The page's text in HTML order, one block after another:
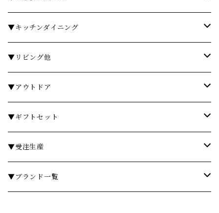
バスローブ
石鹸・ボディソープ
入浴剤・バスソルト
ディスペンサー・ソープディッシュ
ボディケア
衣類ケア
石鹸・ハンドウォッシュ
ディスペンサー・ソープディッシュ
歯ブラシスタンド・タンブラー
ハンドクリーム
ランドリーバスケット
ミラー
▼キッチンダイニング
お皿・プレート
グラス・コップ
カトラリー
箸・箸置き
ランチョンマット・コースター
▼リビング他
フレグランス
フレグランスランプ
リードディフューザー
時計
キャンドル
フラワーベース
▼アウトドア
テーブル
椅子・スツール
その他
▼ギフトセット
￥3,000～
￥5,000～
▼受注生産
テーブル
▼ブランド一覧